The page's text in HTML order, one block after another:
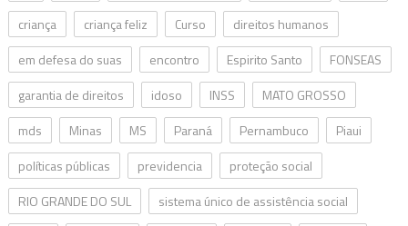
criança
criança feliz Curso
direitos humanos
em defesa do suas
encontro Espirito Santo
FONSEAS
garantia de direitos
idoso INSS
MATO GROSSO
mds
Minas MS Paraná Pernambuco
Piaui
políticas públicas
previdencia
proteção social
RIO GRANDE DO SUL
sistema único de assistência social